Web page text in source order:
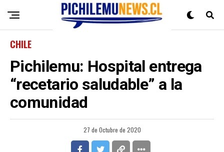
CHILE
Pichilemu: Hospital entrega
“recetario saludable” a la
comunidad
27 de Octubre de 2020